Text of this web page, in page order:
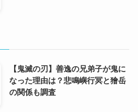
【鬼滅の刃】善逸の兄弟子が鬼に
なった理由は？悲鳴嶼行冥と獪岳
の関係も調査